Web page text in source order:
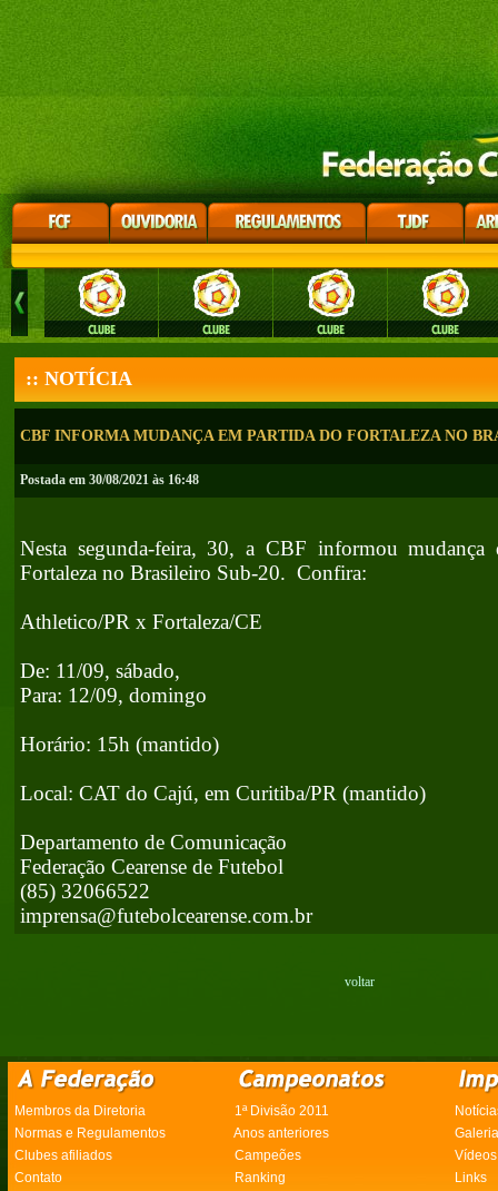
:: NOTÍCIA
CBF INFORMA MUDANÇA EM PARTIDA DO FORTALEZA NO
Postada em 30/08/2021 às 16:48
Nesta segunda-feira, 30, a CBF informou
Fortaleza no Brasileiro Sub-20. Confira:
Athletico/PR x Fortaleza/CE
De: 11/09, sábado,
Para: 12/09, domingo
Horário: 15h (mantido)
Local: CAT do Cajú, em Curitiba/PR (mantido)
Departamento de Comunicação
Federação Cearense de Futebol
(85) 32066522
imprensa@futebolcearense.com.br
voltar
Membros da Diretoria 1ª Divisão 2011
Normas e Regulamentos
Anos anteriores
Clubes afiliados
Campeões
Vídeos
Contato
Ranking
Links